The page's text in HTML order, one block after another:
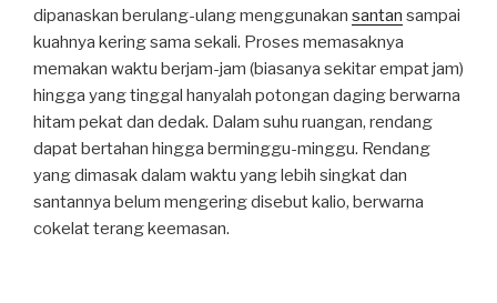
dipanaskan berulang-ulang menggunakan santan sampai
kuahnya kering sama sekali. Proses memasaknya
memakan waktu berjam-jam (biasanya sekitar empat jam)
hingga yang tinggal hanyalah potongan daging berwarna
hitam pekat dan dedak. Dalam suhu ruangan, rendang
dapat bertahan hingga berminggu-minggu. Rendang
yang dimasak dalam waktu yang lebih singkat dan
santannya belum mengering disebut kalio, berwarna
cokelat terang keemasan.